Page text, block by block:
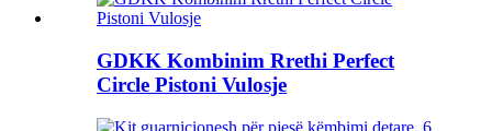
GDKK Kombinim Rrethi Perfect
Circle Pistoni Vulosje